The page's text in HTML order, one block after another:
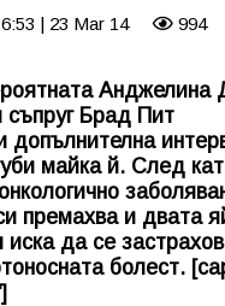
| 23 Mar 14 994
Брад Пит
допълнителна
майка й. След
премахва и двата
да се
болест.